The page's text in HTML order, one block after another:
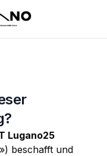
Lugano25
») beschafft und